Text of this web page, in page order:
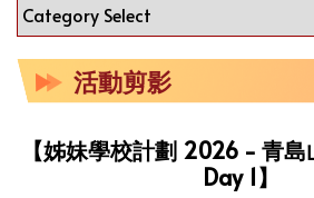
活動剪影
【姊妹學校計劃 2026 - 青
Day 1】